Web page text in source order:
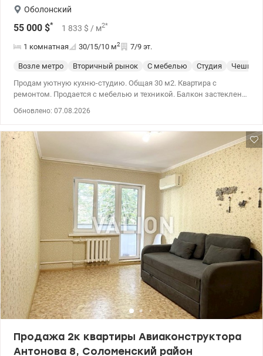
Оболонский
55 000 $* 1 833 $ / м2*
1 комнатная 30/15/10 м2 7/9 эт.
Возле метро Вторичный рынок С мебелью Студия
Чешка
Продам уютную кухню-студию. Общая 30 м2. Квартира с
ремонтом. Продается с мебелью и техникой. Балкон застеклен.
Обновлено: 07.08.2026
Продажа 2к квартиры Авиаконструктора
Антонова 8, Соломенский район